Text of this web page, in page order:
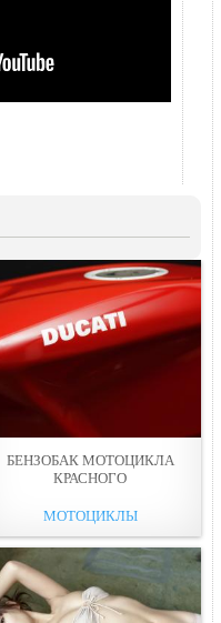
БЕНЗОБАК МОТОЦИКЛА
КРАСНОГО
МОТОЦИКЛЫ